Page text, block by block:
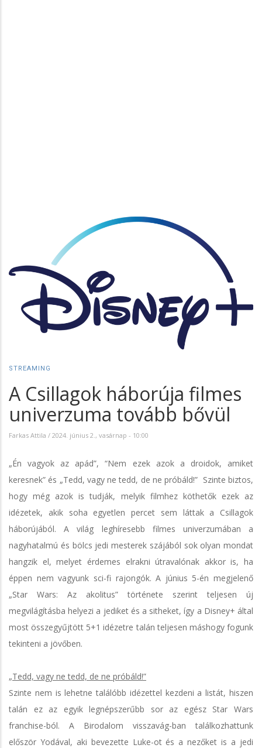
STREAMING
A Csillagok háborúja filmes
univerzuma tovább bővül
Farkas Attila / 2024. június 2., vasárnap - 10:00
„Én vagyok az apád”, “Nem ezek azok a droidok, amiket
keresnek” és „Tedd, vagy ne tedd, de ne próbáld!” Szinte biztos,
hogy még azok is tudják, melyik filmhez köthetők ezek az
idézetek, akik soha egyetlen percet sem láttak a Csillagok
háborújából. A világ leghíresebb filmes univerzumában a
nagyhatalmú és bölcs jedi mesterek szájából sok olyan mondat
hangzik el, melyet érdemes elrakni útravalónak akkor is, ha
éppen nem vagyunk sci-fi rajongók. A június 5-én megjelenő
„Star Wars: Az akolitus” története szerint teljesen új
megvilágításba helyezi a jediket és a sitheket, így a Disney+ által
most összegyűjtött 5+1 idézetre talán teljesen máshogy fogunk
tekinteni a jövőben.
„Tedd, vagy ne tedd, de ne próbáld!”
Szinte nem is lehetne találóbb idézettel kezdeni a listát, hiszen
talán ez az egyik legnépszerűbb sor az egész Star Wars
franchise-ból. A Birodalom visszavág-ban találkozhattunk
először Yodával, aki bevezette Luke-ot és a nezőket is a jedi